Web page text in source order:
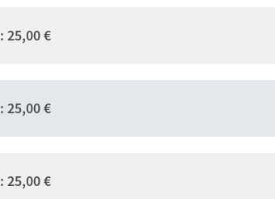
25,00 €
25,00 €
25,00 €